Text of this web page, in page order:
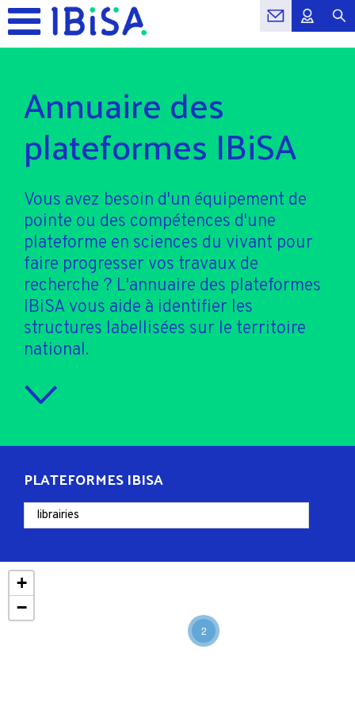
Annuaire des
plateformes IBiSA
Vous avez besoin d'un équipement de
pointe ou des compétences d'une
plateforme en sciences du vivant pour
faire progresser vos travaux de
recherche ? L'annuaire des plateformes
IBiSA vous aide à identifier les
structures labellisées sur le territoire
national.
PLATEFORMES IBISA
2
+
−